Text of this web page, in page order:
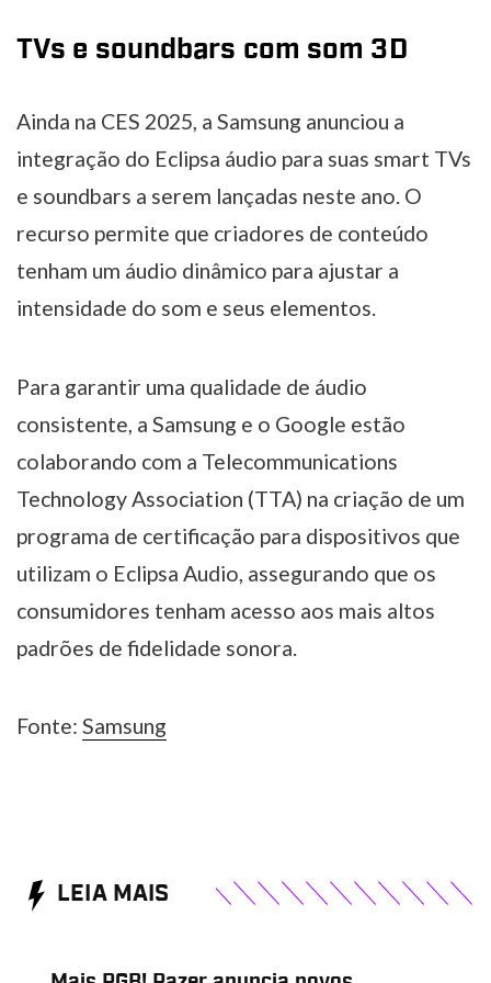
TVs e soundbars com som 3D
Ainda na CES 2025, a Samsung anunciou a
integração do Eclipsa áudio para suas smart TVs
e soundbars a serem lançadas neste ano. O
recurso permite que criadores de conteúdo
tenham um áudio dinâmico para ajustar a
intensidade do som e seus elementos.
Para garantir uma qualidade de áudio
consistente, a Samsung e o Google estão
colaborando com a Telecommunications
Technology Association (TTA) na criação de um
programa de certificação para dispositivos que
utilizam o Eclipsa Audio, assegurando que os
consumidores tenham acesso aos mais altos
padrões de fidelidade sonora.
Fonte: Samsung
LEIA MAIS